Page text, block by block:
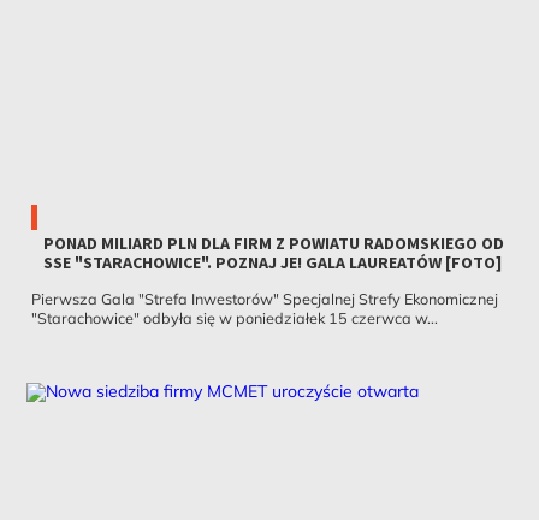
PONAD MILIARD PLN DLA FIRM Z POWIATU RADOMSKIEGO OD
SSE "STARACHOWICE". POZNAJ JE! GALA LAUREATÓW [FOTO]
Pierwsza Gala "Strefa Inwestorów" Specjalnej Strefy Ekonomicznej
"Starachowice" odbyła się w poniedziałek 15 czerwca w...